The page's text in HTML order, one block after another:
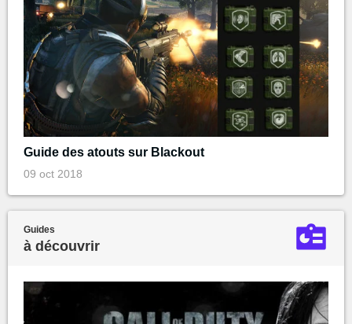
Guide des atouts sur Blackout
09 oct 2018
Guides
à découvrir